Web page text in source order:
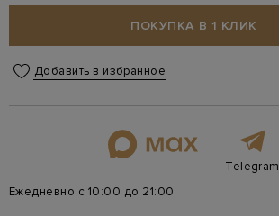
ПОКУПКА В 1 КЛИК
Добавить в избранное
Telegram
Ежедневно с 10:00 до 21:00